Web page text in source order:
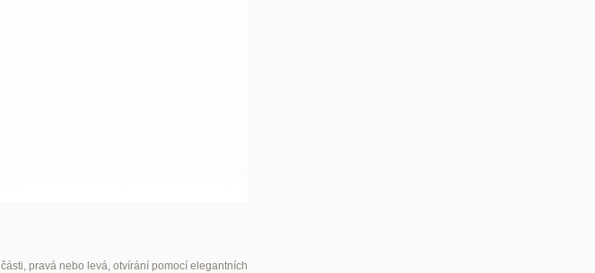
pravá nebo levá, otvírání pomocí elegantních